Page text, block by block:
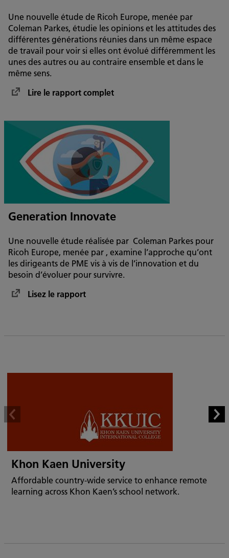
Une nouvelle étude de Ricoh Europe, menée par
Coleman Parkes, étudie les opinions et les attitudes des
différentes générations réunies dans un même espace
de travail pour voir si elles ont évolué différemment les
unes des autres ou au contraire ensemble et dans le
même sens.
Lire le rapport complet
Generation Innovate
Une nouvelle étude réalisée par Coleman Parkes pour
Ricoh Europe, menée par , examine l’approche qu’ont
les dirigeants de PME vis à vis de l’innovation et du
besoin d’évoluer pour survivre.
Lisez le rapport
Khon Kaen University
Affordable country-wide service to enhance remote
learning across Khon Kaen’s school network.